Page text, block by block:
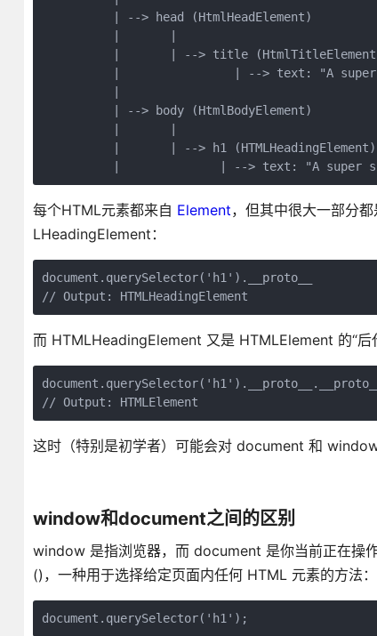
          | --> head (HtmlHeadElement)
|       | --> title
|                | --> text: "A
          | --> body (HtmlBodyElement)
          |       | --> h1 (HTMLHeadingElement)
|              | --> text: "A super
每个HTML元素都来自 Element，但其中很大一部分
LHeadingElement：
document.querySelector('h1').__proto__
// Output: HTMLHeadingElement
而 HTMLHeadingElement 又是 HTMLElement 的“后
document.querySelector('h1').__proto__.__proto__
// Output: HTMLElement
这时（特别是初学者）可能会对 document 和
window和document之间的区别
window 是指浏览器，而 document 是你当前正在操
()，一种用于选择给定页面内任何 HTML 元素的方法：
document.querySelector('h1');